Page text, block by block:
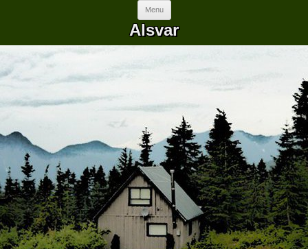
Menu Skip to content
Alsvar